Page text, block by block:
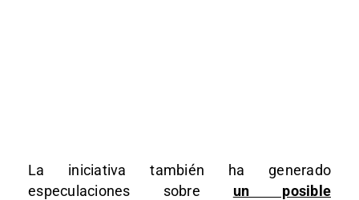
La iniciativa también ha generado
especulaciones sobre un posible